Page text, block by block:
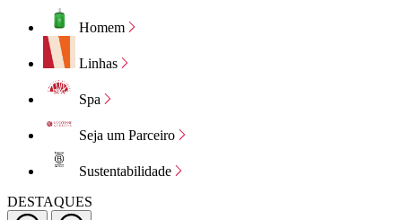
Homem
Linhas
Spa
Seja um Parceiro
Sustentabilidade
DESTAQUES